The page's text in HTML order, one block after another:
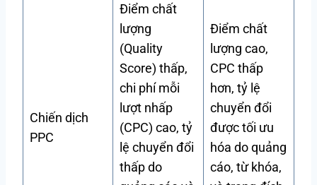
Chiến dịch
PPC
Điểm chất
lượng
(Quality
Score) thấp,
chi phí mỗi
lượt nhấp
(CPC) cao, tỷ
lệ chuyển đổi
thấp do
Điểm chất
lượng cao,
CPC thấp
hơn, tỷ lệ
chuyển đổi
được tối ưu
hóa do quảng
cáo, từ khóa,